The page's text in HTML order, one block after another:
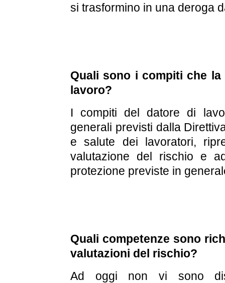
si trasformino in una deroga
Quali sono i compiti che
lavoro?
I compiti del datore di
generali previsti dalla
e salute dei lavoratori,
valutazione del rischio e
protezione previste in
Quali competenze sono
valutazioni del rischio?
Ad oggi non vi sono